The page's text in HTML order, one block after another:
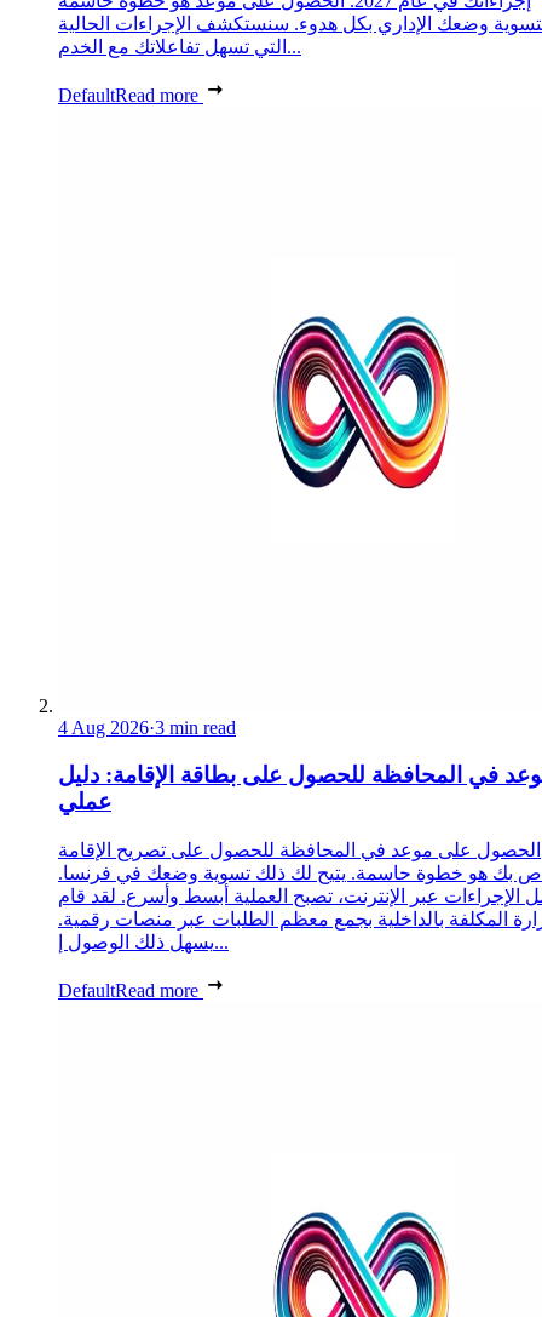
وضعك الإداري بكل هدوء. سنستكشف الإجراءات الحالية
التي تسهل تفاعلاتك مع الخدم...
DefaultRead more
4 Aug 2026·3 min read
في المحافظة للحصول على بطاقة الإقامة: دليل
عملي
الحصول على موعد في المحافظة للحصول على تصريح الإقامة
بك هو خطوة حاسمة. يتيح لك ذلك تسوية وضعك في فرنسا.
الإجراءات عبر الإنترنت، تصبح العملية أبسط وأسرع. لقد قام
المكلفة بالداخلية بجمع معظم الطلبات عبر منصات رقمية.
يسهل ذلك الوصول إ...
DefaultRead more